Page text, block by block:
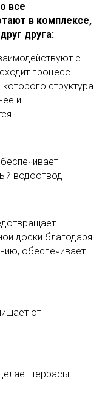
все
в комплексе,
друга:
с
процесс
структура
и
водоотвод
доски благодаря
обеспечивает
от
террасы